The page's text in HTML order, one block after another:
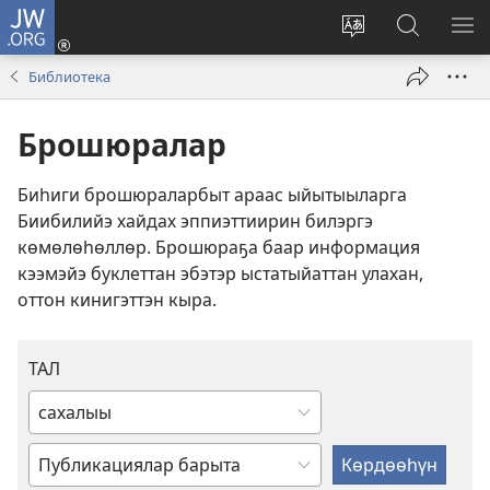
JW.ORG
Change
language
Киирии
(opens
Jw.org
сайтка
Библиотека
Брошюралар
Биһиги брошюраларбыт араас ыйытыыларга
Биибилийэ хайдах эппиэттиирин билэргэ
көмөлөһөллөр. Брошюраҕа баар информация
кээмэйэ буклеттан эбэтэр ыстатыйаттан улахан,
оттон кинигэттэн кыра.
ТАЛ
Тылы
киллэриҥ
эбэтэр
Публикациялары